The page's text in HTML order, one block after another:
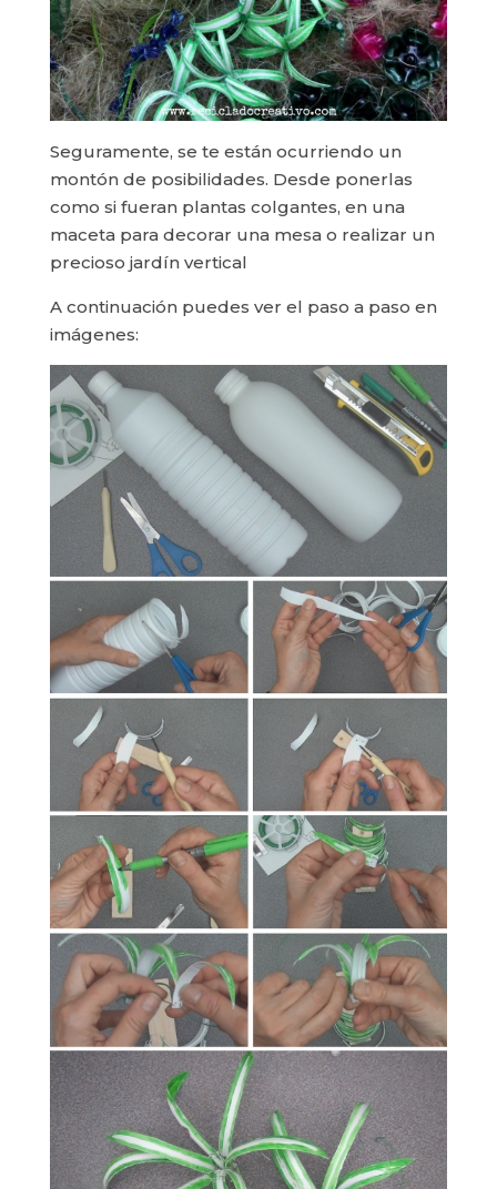
Seguramente, se te están ocurriendo un
montón de posibilidades. Desde ponerlas
como si fueran plantas colgantes, en una
maceta para decorar una mesa o realizar un
precioso jardín vertical
A continuación puedes ver el paso a paso en
imágenes: